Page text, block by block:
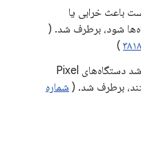
باعث خرابی یا
شود، برطرف شد. (
)
مشکلی که گاهی اوقات باعث می‌شد دستگاه‌های Pixel
شماره